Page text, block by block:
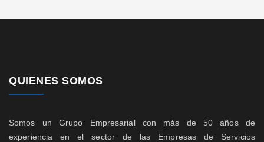
QUIENES SOMOS
Somos un Grupo Empresarial con más de 50 años de
experiencia en el sector de las Empresas de Servicios